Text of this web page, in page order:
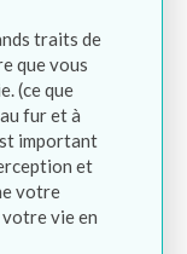
traits de
que vous
(ce que
fur et à
important
et
votre
vie en